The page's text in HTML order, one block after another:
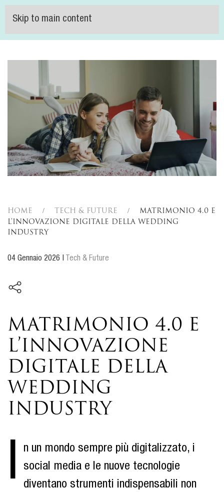
Skip to main content
Home Tech & Future
Matrimonio 4.0 e
l’innovazione digitale della wedding
industry
04 Gennaio 2026 | Tech & Future
Matrimonio 4.0 e
l’innovazione
digitale della
wedding
industry
I
n un mondo sempre più digitalizzato, i
social media e le nuove tecnologie
diventano strumenti indispensabili non